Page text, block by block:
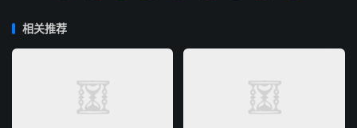
相关推荐